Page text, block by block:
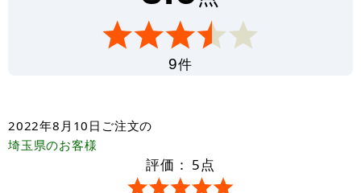
9件
2022年8月10日 ご注文の
埼玉県のお客様
評価： 5点